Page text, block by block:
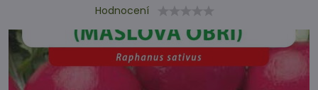
Hodnocení